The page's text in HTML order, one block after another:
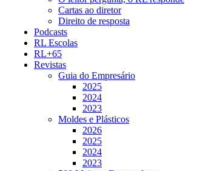
Cartas ao diretor
Direito de resposta
Podcasts
RL Escolas
RL+65
Revistas
Guia do Empresário
2025
2024
2023
Moldes e Plásticos
2026
2025
2024
2023